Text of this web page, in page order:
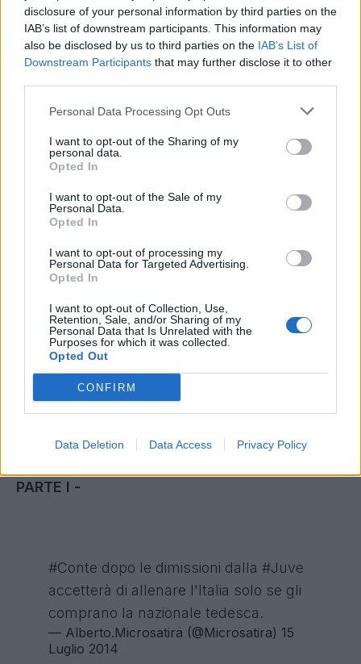
disclosure of your personal information by third parties on the
IAB’s list of downstream participants. This information may
also be disclosed by us to third parties on the IAB’s List of
Downstream Participants that may further disclose it to other
Personal Data Processing Opt Outs
I want to opt-out of the Sharing of my
personal data.
Opted In
I want to opt-out of the Sale of my
Personal Data.
Opted In
I want to opt-out of processing my
Personal Data for Targeted Advertising.
Opted In
I want to opt-out of Collection, Use,
Retention, Sale, and/or Sharing of my
Personal Data that Is Unrelated with the
Purposes for which it was collected.
Opted Out
CONFIRM
Data Deletion Data Access Privacy Policy
credo che di questa notizia si discuterà
molto>. Chissà, ci sono anche gli
europei di pallanuoto
— Vincenzo Cito (@VincenzoCito)15
E FATEVI UNA RISATA...
Conte diventa il primo allenatore a
dimettersi durante una partita.
#JuveBenfica
— Ruttosporc (@Ruttosporc)
2014
PARTE I -
#Conte dopo le dimissioni dalla #Juve
accetterà di allenare l'Italia solo se gli
comprano la nazionale tedesca.
— Alberto.Microsatira (@Microsatira) 15
Luglio 2014